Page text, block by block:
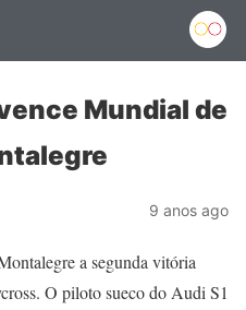
Mundial de
9 anos ago
a segunda vitória
O piloto sueco do Audi S1